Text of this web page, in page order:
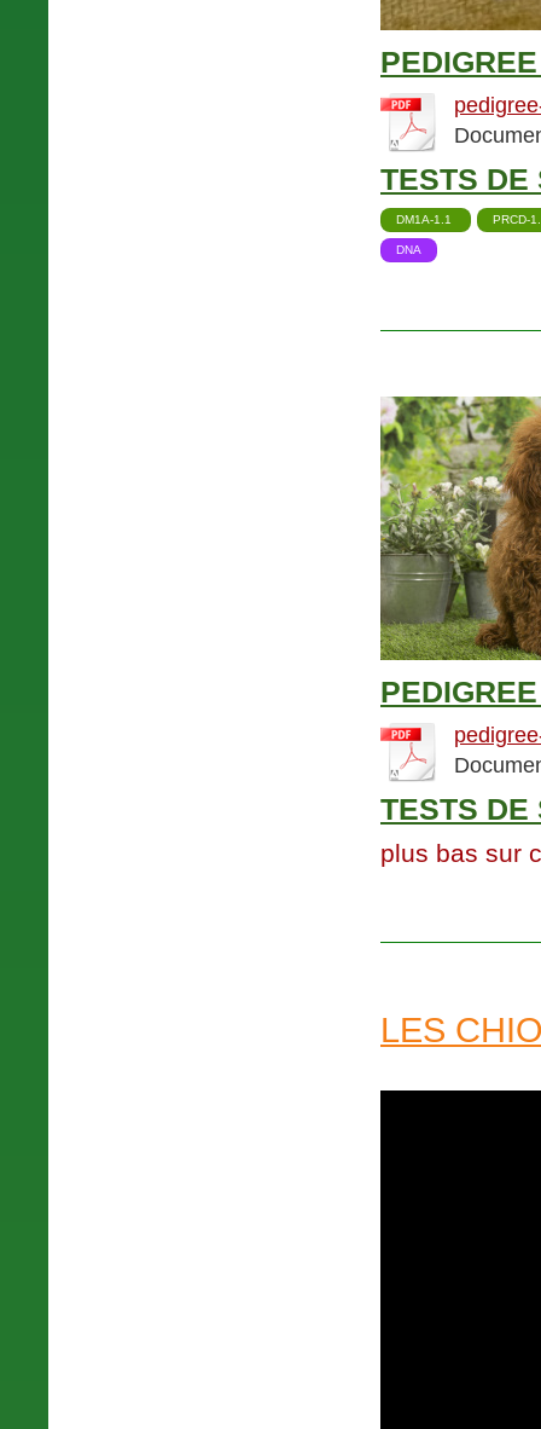
TESTS DE
DM1A-1.1 PRCD-
DNA
TESTS DE
plus bas sur
LES